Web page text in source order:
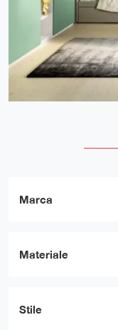
Marca
Materiale
Stile